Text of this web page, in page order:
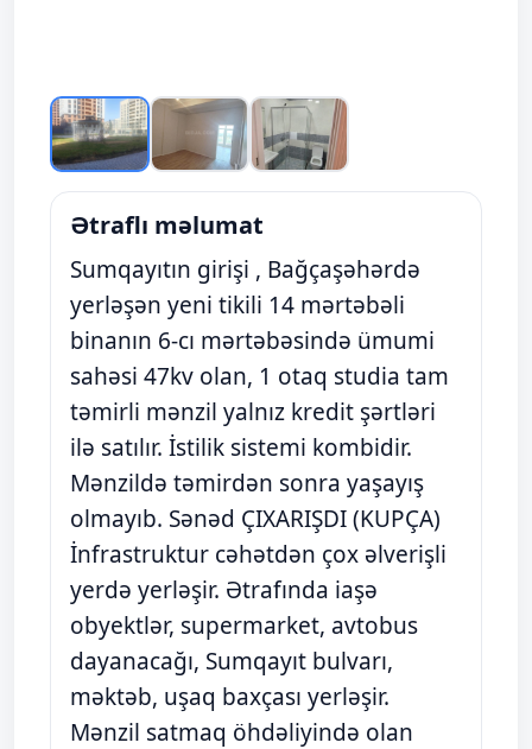
Ətraflı məlumat
Sumqayıtın girişi , Bağçaşəhərdə
yerləşən yeni tikili 14 mərtəbəli
binanın 6-cı mərtəbəsində ümumi
sahəsi 47kv olan, 1 otaq studia tam
təmirli mənzil yalnız kredit şərtləri
ilə satılır. İstilik sistemi kombidir.
Mənzildə təmirdən sonra yaşayış
olmayıb. Sənəd ÇIXARIŞDI (KUPÇA)
İnfrastruktur cəhətdən çox əlverişli
yerdə yerləşir. Ətrafında iaşə
obyektlər, supermarket, avtobus
dayanacağı, Sumqayıt bulvarı,
məktəb, uşaq baxçası yerləşir.
Mənzil satmaq öhdəliyində olan